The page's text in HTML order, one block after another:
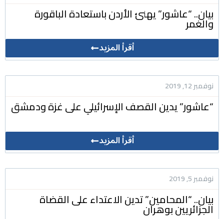
بيان.. “عاشور” يهنئ الأردن باستعادة الباقورة
والغمر
أقرأ المزيد
نوفمبر 12, 2019
“عاشور” يدين القصف الإسرائيلي على غزة ودمشق
أقرأ المزيد
نوفمبر 5, 2019
بيان.. “المحامين” تدين الاعتداء على القضاة
الجزائريين بوهران